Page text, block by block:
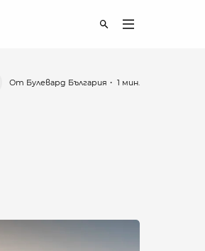
・ 1 мин.
От Булевард България